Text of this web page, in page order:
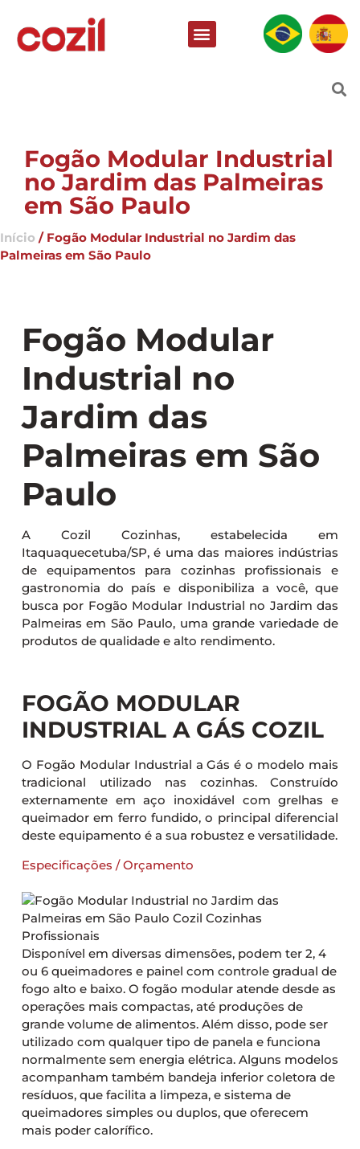
Fogão Modular Industrial
no Jardim das Palmeiras
em São Paulo
Início / Fogão Modular Industrial no Jardim das
Palmeiras em São Paulo
Fogão Modular
Industrial no
Jardim das
Palmeiras em São
Paulo
A Cozil Cozinhas, estabelecida em
Itaquaquecetuba/SP, é uma das maiores indústrias
de equipamentos para cozinhas profissionais e
gastronomia do país e disponibiliza a você, que
busca por Fogão Modular Industrial no Jardim das
Palmeiras em São Paulo, uma grande variedade de
produtos de qualidade e alto rendimento.
FOGÃO MODULAR
INDUSTRIAL A GÁS COZIL
O Fogão Modular Industrial a Gás é o modelo mais
tradicional utilizado nas cozinhas. Construído
externamente em aço inoxidável com grelhas e
queimador em ferro fundido, o principal diferencial
deste equipamento é a sua robustez e versatilidade.
Especificações / Orçamento
Disponível em diversas dimensões, podem ter 2, 4
ou 6 queimadores e painel com controle gradual de
fogo alto e baixo. O fogão modular atende desde as
operações mais compactas, até produções de
grande volume de alimentos. Além disso, pode ser
utilizado com qualquer tipo de panela e funciona
normalmente sem energia elétrica. Alguns modelos
acompanham também bandeja inferior coletora de
resíduos, que facilita a limpeza, e sistema de
queimadores simples ou duplos, que oferecem
mais poder calorífico.